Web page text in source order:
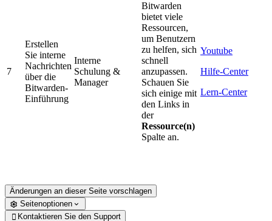
7
Erstellen
Sie interne
Nachrichten
über die
Bitwarden-
Einführung
Interne
Schulung &
Manager
Bitwarden
bietet viele
Ressourcen,
um Benutzern
zu helfen, sich
schnell
anzupassen.
Schauen Sie
sich einige mit
den Links in
der
Ressource(n)
Spalte an.
Youtube
Hilfe-Center
Lern-Center
Änderungen an dieser Seite vorschlagen
Seitenoptionen
 Kontaktieren Sie den Support